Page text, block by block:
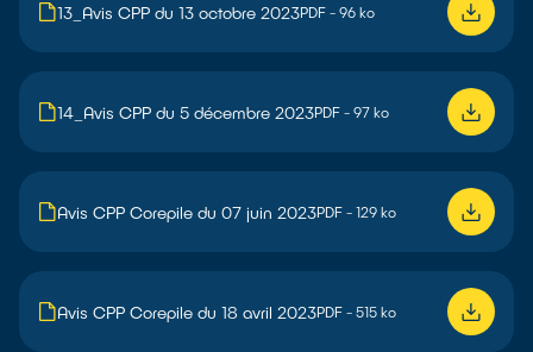
13_Avis CPP du 13 octobre 2023PDF - 96 ko
14_Avis CPP du 5 décembre 2023PDF - 97 ko
Avis CPP Corepile du 07 juin 2023PDF - 129 ko
Avis CPP Corepile du 18 avril 2023PDF - 515 ko